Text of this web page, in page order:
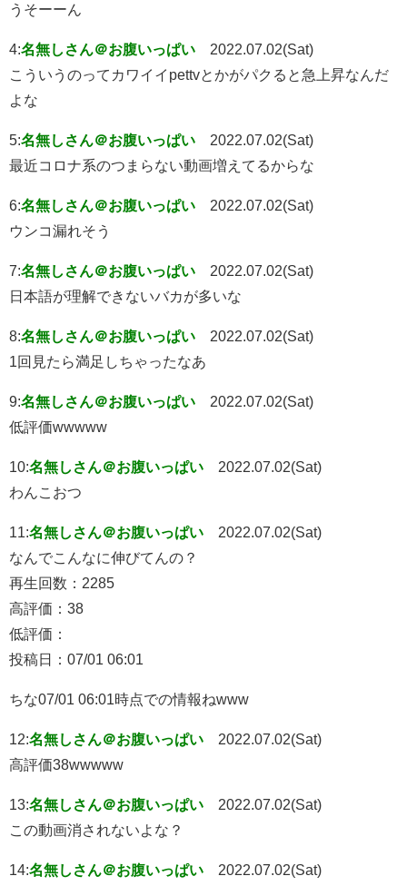
うそーーん
4:名無しさん＠お腹いっぱい
2022.07.02(Sat)
こういうのってカワイイpettvとかがパクると急上昇なんだ
よな
5:名無しさん＠お腹いっぱい
2022.07.02(Sat)
最近コロナ系のつまらない動画増えてるからな
6:名無しさん＠お腹いっぱい
2022.07.02(Sat)
ウンコ漏れそう
7:名無しさん＠お腹いっぱい
2022.07.02(Sat)
日本語が理解できないバカが多いな
8:名無しさん＠お腹いっぱい
2022.07.02(Sat)
1回見たら満足しちゃったなあ
9:名無しさん＠お腹いっぱい
2022.07.02(Sat)
低評価wwwww
10:名無しさん＠お腹いっぱい
2022.07.02(Sat)
わんこおつ
11:名無しさん＠お腹いっぱい
2022.07.02(Sat)
なんでこんなに伸びてんの？
再生回数：2285
高評価：38
低評価：
投稿日：07/01 06:01
ちな07/01 06:01時点での情報ねwww
12:名無しさん＠お腹いっぱい
2022.07.02(Sat)
高評価38wwwww
13:名無しさん＠お腹いっぱい
2022.07.02(Sat)
この動画消されないよな？
14:名無しさん＠お腹いっぱい
2022.07.02(Sat)